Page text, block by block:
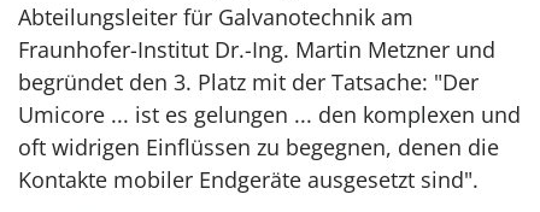
Abteilungsleiter für Galvanotechnik am
Fraunhofer-Institut Dr.-Ing. Martin Metzner und
begründet den 3. Platz mit der Tatsache: "Der
Umicore ... ist es gelungen ... den komplexen und
oft widrigen Einflüssen zu begegnen, denen die
Kontakte mobiler Endgeräte ausgesetzt sind".